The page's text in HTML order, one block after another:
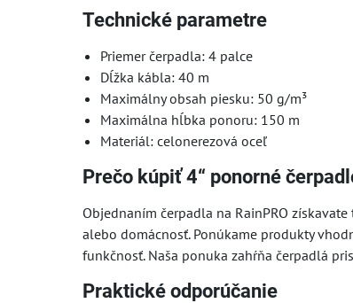
Technické parametre
Priemer čerpadla: 4 palce
Dĺžka kábla: 40 m
Maximálny obsah piesku: 50 g/m³
Maximálna hĺbka ponoru: 150 m
Materiál: celonerezová oceľ
Prečo kúpiť 4“ ponorné
Objednaním čerpadla na RainPRO
alebo domácnosť. Ponúkame produkty
funkčnosť. Naša ponuka zahŕňa čerpadlá
Praktické odporúčanie